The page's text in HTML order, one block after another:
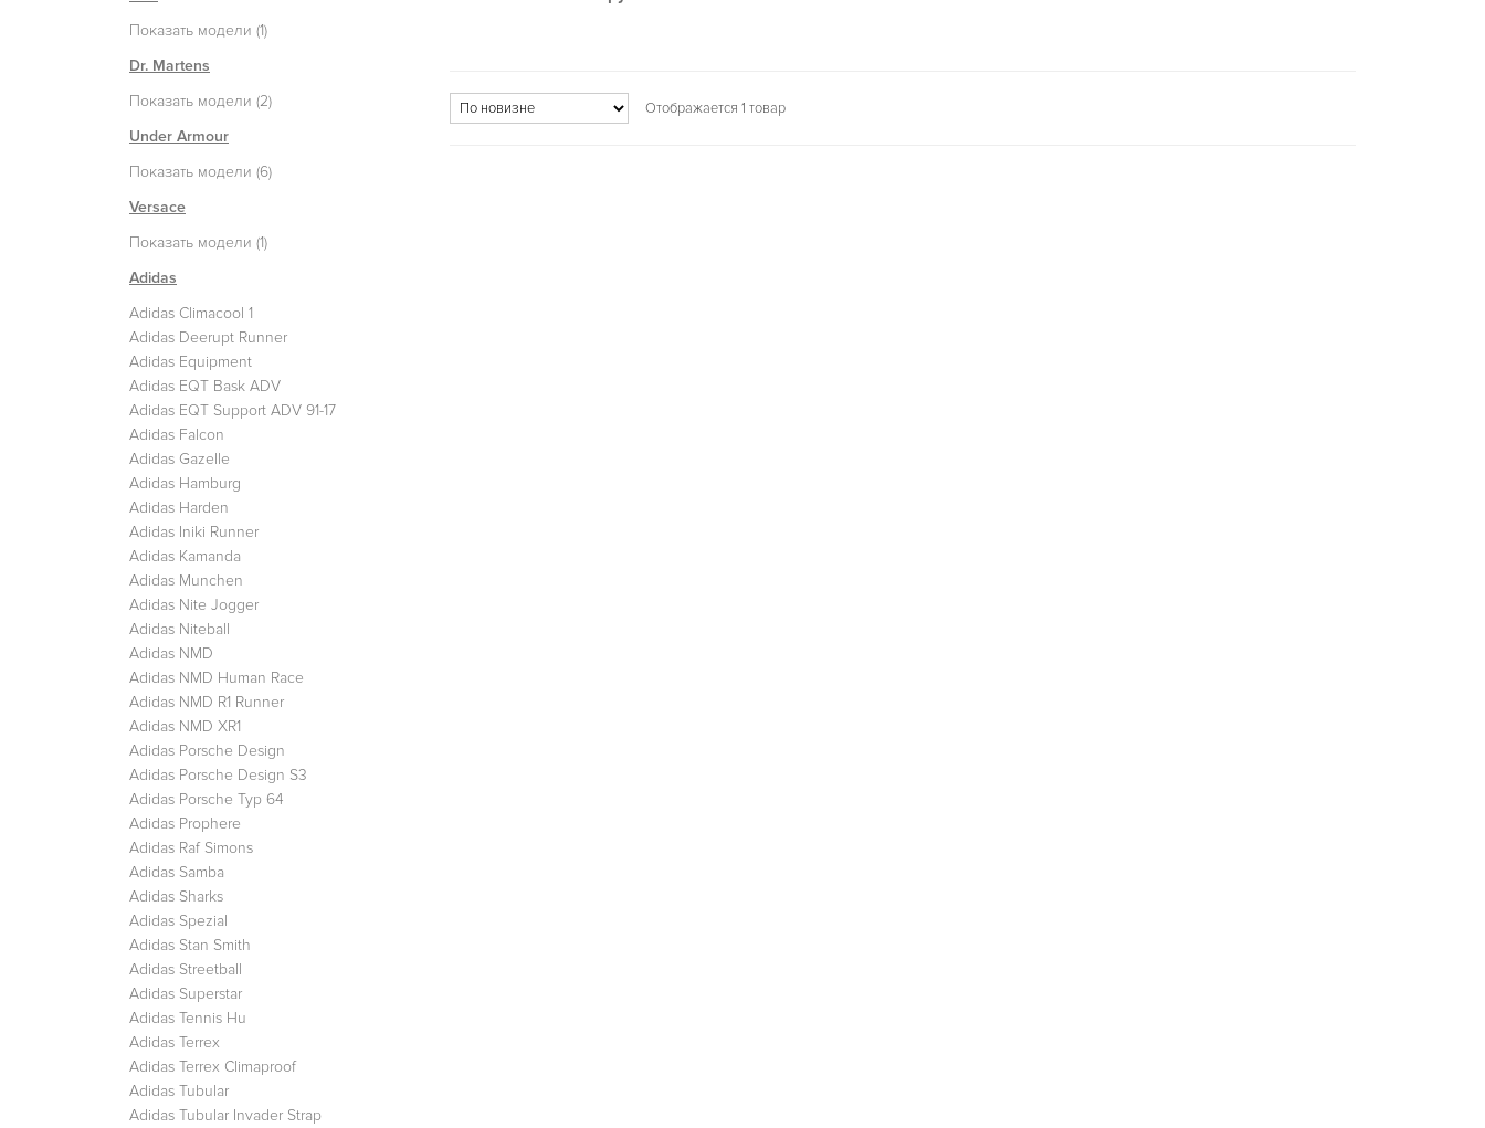
Отображается 1 товар
Показать модели (1)
Dr. Martens
Показать модели (2)
Under Armour
Показать модели (6)
Versace
Показать модели (1)
Adidas
Adidas Climacool 1
Adidas Deerupt Runner
Adidas Equipment
Adidas EQT Bask ADV
Adidas EQT Support ADV 91-17
Adidas Falcon
Adidas Gazelle
Adidas Hamburg
Adidas Harden
Adidas Iniki Runner
Adidas Kamanda
Adidas Munchen
Adidas Nite Jogger
Adidas Niteball
Adidas NMD
Adidas NMD Human Race
Adidas NMD R1 Runner
Adidas NMD XR1
Adidas Porsche Design
Adidas Porsche Design S3
Adidas Porsche Typ 64
Adidas Prophere
Adidas Raf Simons
Adidas Samba
Adidas Sharks
Adidas Spezial
Adidas Stan Smith
Adidas Streetball
Adidas Superstar
Adidas Tennis Hu
Adidas Terrex
Adidas Terrex Climaproof
Adidas Tubular
Adidas Tubular Invader Strap